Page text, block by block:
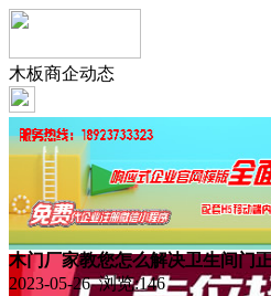
木板商企动态
木门厂家教您怎么解决卫生间门
2023-05-26 浏览:146